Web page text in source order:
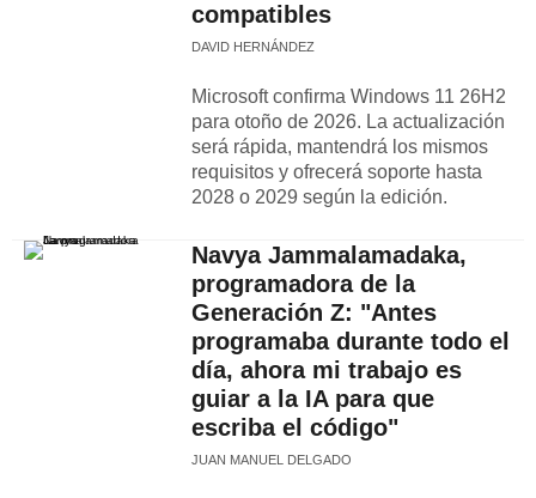
compatibles
DAVID HERNÁNDEZ
Microsoft confirma Windows 11 26H2
para otoño de 2026. La actualización
será rápida, mantendrá los mismos
requisitos y ofrecerá soporte hasta
2028 o 2029 según la edición.
Navya Jammalamadaka,
programadora de la
Generación Z: "Antes
programaba durante todo el
día, ahora mi trabajo es
guiar a la IA para que
escriba el código"
JUAN MANUEL DELGADO